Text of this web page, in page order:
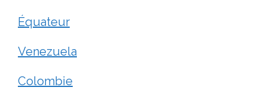
Équateur
Venezuela
Colombie